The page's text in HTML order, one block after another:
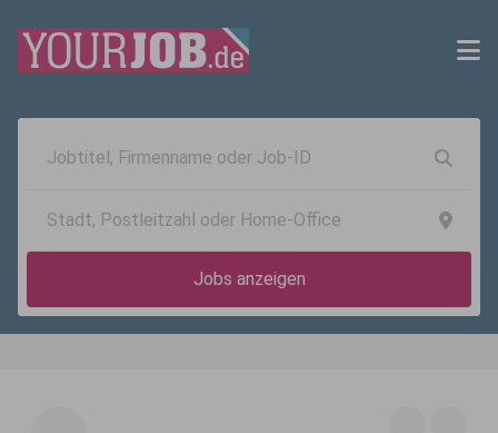
Jobs anzeigen